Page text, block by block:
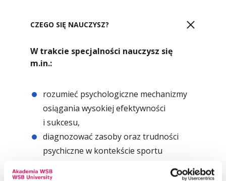
CZEGO SIĘ NAUCZYSZ?
W trakcie specjalności nauczysz się
m.in.:
rozumieć psychologiczne mechanizmy
osiągania wysokiej efektywności
i sukcesu,
diagnozować zasoby oraz trudności
psychiczne w kontekście sportu